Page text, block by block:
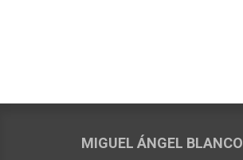
MIGUEL ÁNGEL BLANCO